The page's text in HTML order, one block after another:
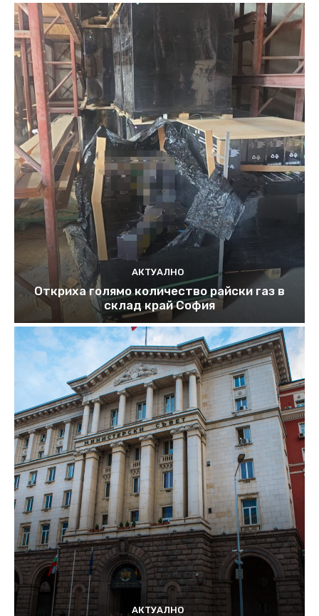
АКТУАЛНО
Откриха голямо количество райски газ в
склад край София
АКТУАЛНО